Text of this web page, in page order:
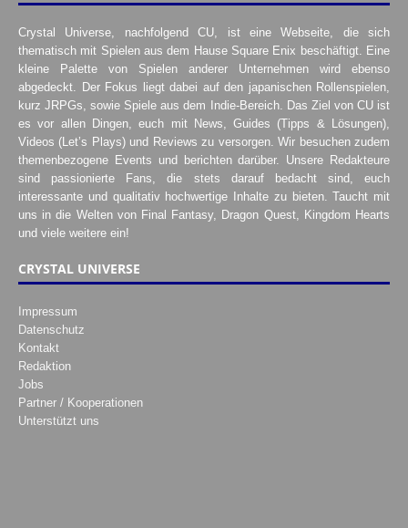
Crystal Universe, nachfolgend CU, ist eine Webseite, die sich
thematisch mit Spielen aus dem Hause Square Enix beschäftigt. Eine
kleine Palette von Spielen anderer Unternehmen wird ebenso
abgedeckt. Der Fokus liegt dabei auf den japanischen Rollenspielen,
kurz JRPGs, sowie Spiele aus dem Indie-Bereich. Das Ziel von CU ist
es vor allen Dingen, euch mit News, Guides (Tipps & Lösungen),
Videos (Let’s Plays) und Reviews zu versorgen. Wir besuchen zudem
themenbezogene Events und berichten darüber. Unsere Redakteure
sind passionierte Fans, die stets darauf bedacht sind, euch
interessante und qualitativ hochwertige Inhalte zu bieten. Taucht mit
uns in die Welten von Final Fantasy, Dragon Quest, Kingdom Hearts
und viele weitere ein!
CRYSTAL UNIVERSE
Impressum
Datenschutz
Kontakt
Redaktion
Jobs
Partner / Kooperationen
Unterstützt uns